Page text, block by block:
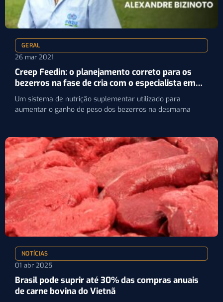
GERAL
26 mar 2021
Creep Feedin: o planejamento correto para os
bezerros na fase de cria com o especialista em
manejo Alexandre Bizinoto
Um sistema de nutrição suplementar utilizado para
aumentar o ganho de peso dos bezerros na desmama
NOTÍCIAS
01 abr 2025
Brasil pode suprir até 30% das compras anuais
de carne bovina do Vietnã